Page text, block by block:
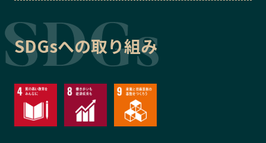
SDGsへの取り組み